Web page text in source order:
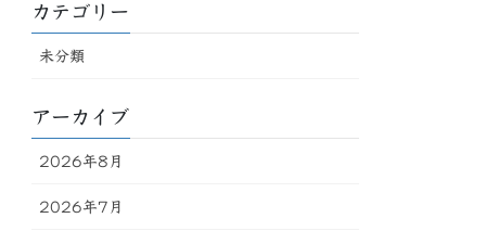
カテゴリー
未分類
アーカイブ
2026年8月
2026年7月